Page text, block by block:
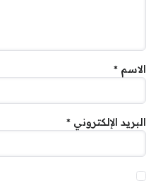
الاسم *
البريد الإلكتروني *